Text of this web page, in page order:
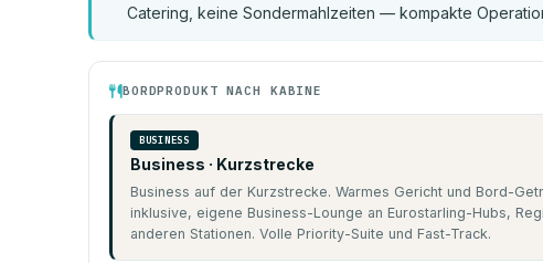
Catering, keine Sondermahlzeiten — kompakte
BORDPRODUKT NACH KABINE
BUSINESS
Business · Kurzstrecke
Business auf der Kurzstrecke. Warmes Gericht und Bord-
inklusive, eigene Business-Lounge an Eurostarling-Hubs,
anderen Stationen. Volle Priority-Suite und Fast-Track.